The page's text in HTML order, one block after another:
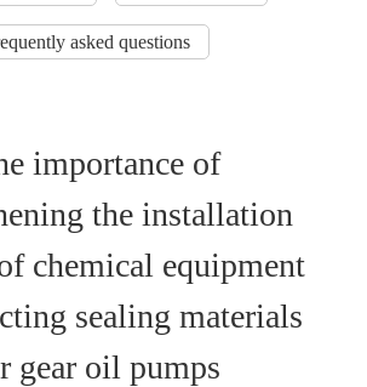
asked questions
importance of
the installation
chemical equipment
sealing materials
gear oil pumps